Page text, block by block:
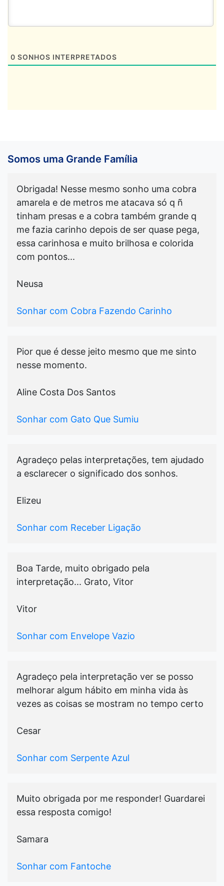
0 SONHOS INTERPRETADOS
Somos uma Grande Família
Obrigada! Nesse mesmo sonho uma cobra
amarela e de metros me atacava só q ñ
tinham presas e a cobra também grande q
me fazia carinho depois de ser quase pega,
essa carinhosa e muito brilhosa e colorida
com pontos...
Neusa
Sonhar com Cobra Fazendo Carinho
Pior que é desse jeito mesmo que me sinto
nesse momento.
Aline Costa Dos Santos
Sonhar com Gato Que Sumiu
Agradeço pelas interpretações, tem ajudado
a esclarecer o significado dos sonhos.
Elizeu
Sonhar com Receber Ligação
Boa Tarde, muito obrigado pela
interpretação... Grato, Vitor
Vitor
Sonhar com Envelope Vazio
Agradeço pela interpretação ver se posso
melhorar algum hábito em minha vida às
vezes as coisas se mostram no tempo certo
Cesar
Sonhar com Serpente Azul
Muito obrigada por me responder! Guardarei
essa resposta comigo!
Samara
Sonhar com Fantoche